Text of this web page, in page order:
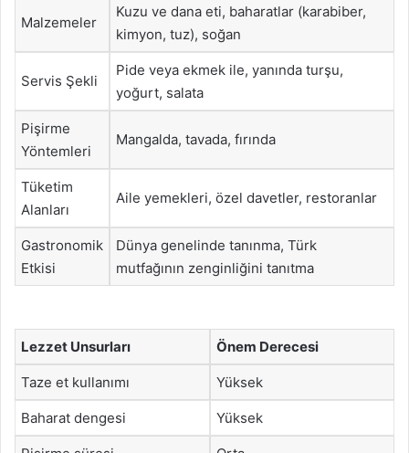
Malzemeler
Kuzu ve dana eti, baharatlar (karabiber,
kimyon, tuz), soğan
Servis Şekli
Pide veya ekmek ile, yanında turşu,
yoğurt, salata
Pişirme
Yöntemleri
Mangalda, tavada, fırında
Tüketim
Alanları
Aile yemekleri, özel davetler, restoranlar
Gastronomik
Etkisi
Dünya genelinde tanınma, Türk
mutfağının zenginliğini tanıtma
Lezzet Unsurları Önem Derecesi
Taze et kullanımı Yüksek
Baharat dengesi Yüksek